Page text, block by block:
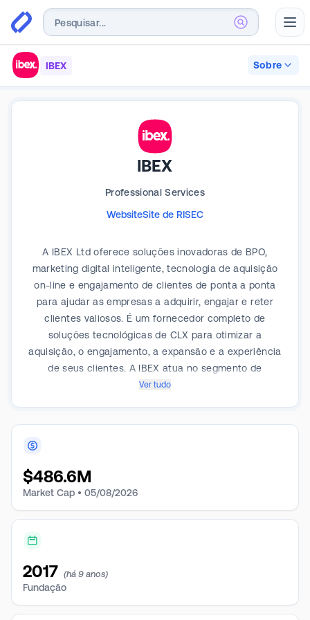
IBEX Sobre
IBEX
Professional Services
WebsiteSite de RISEC
A IBEX Ltd oferece soluções inovadoras de BPO,
marketing digital inteligente, tecnologia de aquisição
on-line e engajamento de clientes de ponta a ponta
para ajudar as empresas a adquirir, engajar e reter
clientes valiosos. É um fornecedor completo de
soluções tecnológicas de CLX para otimizar a
aquisição, o engajamento, a expansão e a experiência
de seus clientes. A IBEX atua no segmento de
terceirização de processos. Seus serviços abrangem
Ver tudo
$486.6M
Market Cap • 05/08/2026
2017 (há 9 anos)
Fundação